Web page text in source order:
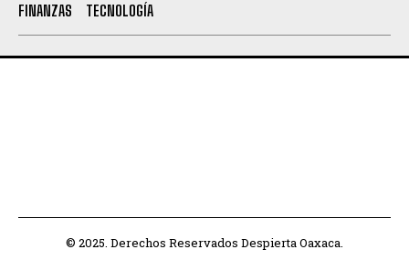
FINANZAS
TECNOLOGÍA
© 2025. Derechos Reservados Despierta Oaxaca.